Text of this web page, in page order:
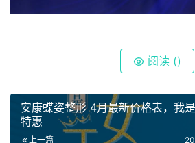
阅读 ()
安康蝶姿整形 4月最新价格表，我
特惠
上一篇